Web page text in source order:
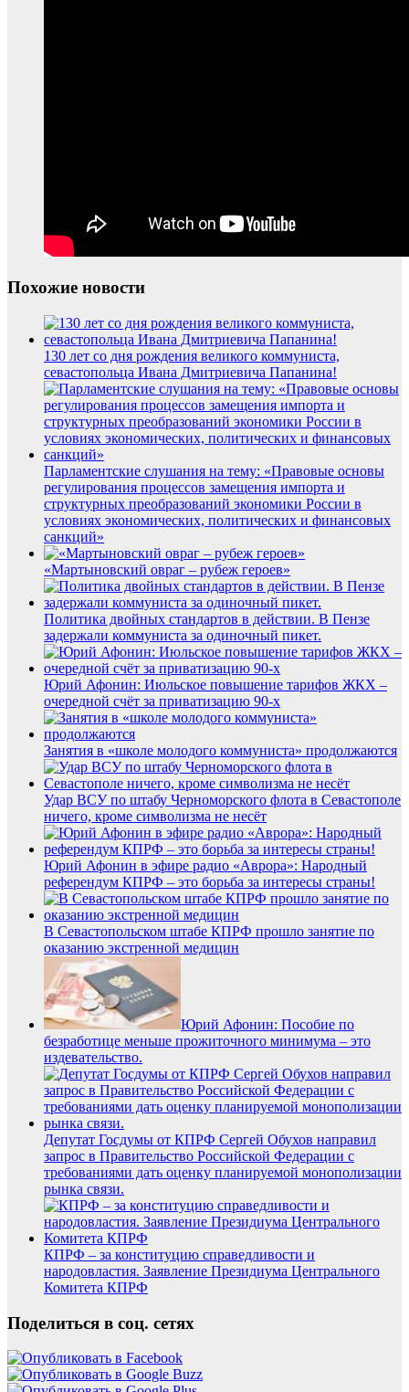
Похожие новости
130 лет со дня рождения великого коммуниста,
севастопольца Ивана Дмитриевича Папанина!
Парламентские слушания на тему: «Правовые основы
регулирования процессов замещения импорта и
структурных преобразований экономики России в
условиях экономических, политических и финансовых
санкций»
«Мартыновский овраг – рубеж героев»
Политика двойных стандартов в действии. В Пензе
задержали коммуниста за одиночный пикет.
Юрий Афонин: Июльское повышение тарифов ЖКХ –
очередной счёт за приватизацию 90-х
Занятия в «школе молодого коммуниста» продолжаются
Удар ВСУ по штабу Черноморского флота в Севастополе
ничего, кроме символизма не несёт
Юрий Афонин в эфире радио «Аврора»: Народный
референдум КПРФ – это борьба за интересы страны!
В Севастопольском штабе КПРФ прошло занятие по
оказанию экстренной медицин
Юрий Афонин: Пособие по
безработице меньше прожиточного минимума – это
издевательство.
Депутат Госдумы от КПРФ Сергей Обухов направил
запрос в Правительство Российской Федерации с
требованиями дать оценку планируемой монополизации
рынка связи.
КПРФ – за конституцию справедливости и
народовластия. Заявление Президиума Центрального
Комитета КПРФ
Поделиться в соц. сетях